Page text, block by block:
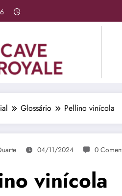
Glossário Pellino vinícola
04/11/2024 0
vinícola